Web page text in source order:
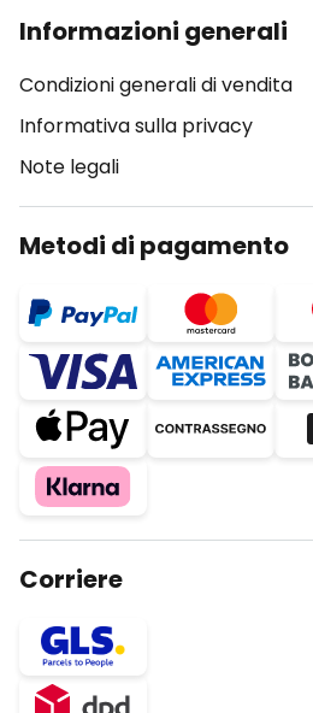
Informazioni generali
Condizioni generali di vendita
Informativa sulla privacy
Note legali
Metodi di pagamento
Corriere